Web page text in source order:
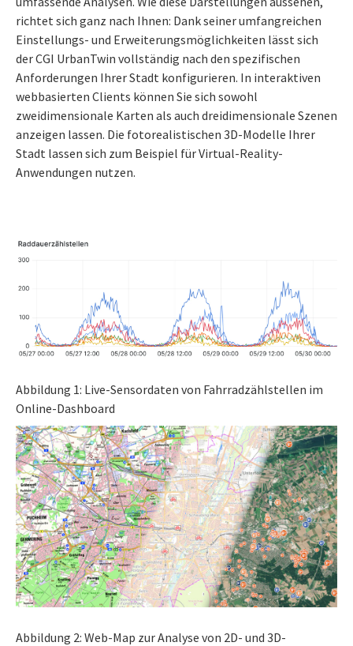
richtet sich ganz nach Ihnen: Dank seiner umfangreichen
Einstellungs- und Erweiterungsmöglichkeiten lässt sich
der CGI UrbanTwin vollständig nach den spezifischen
Anforderungen Ihrer Stadt konfigurieren. In interaktiven
webbasierten Clients können Sie sich sowohl
zweidimensionale Karten als auch dreidimensionale Szenen
anzeigen lassen. Die fotorealistischen 3D-Modelle Ihrer
Stadt lassen sich zum Beispiel für Virtual-Reality-
Anwendungen nutzen.
Abbildung 1: Live-Sensordaten von Fahrradzählstellen im
Online-Dashboard
Abbildung 2: Web-Map zur Analyse von 2D- und 3D-